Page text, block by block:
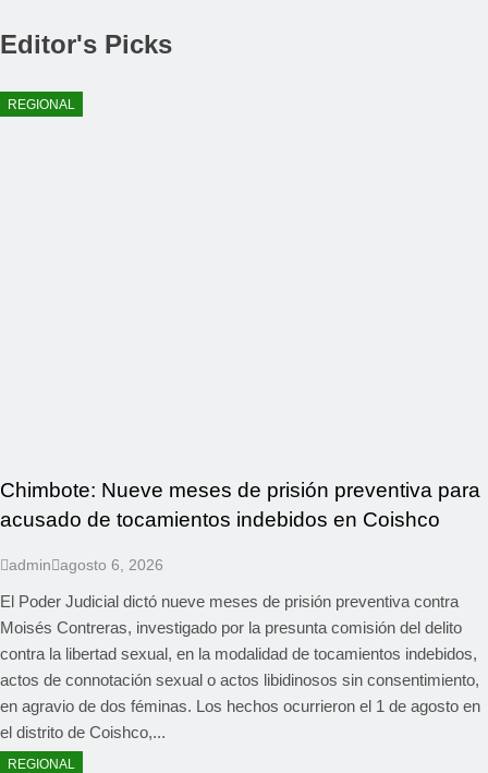
Editor's Picks
REGIONAL
Chimbote: Nueve meses de prisión preventiva para
acusado de tocamientos indebidos en Coishco
admin agosto 6, 2026
El Poder Judicial dictó nueve meses de prisión preventiva contra
Moisés Contreras, investigado por la presunta comisión del delito
contra la libertad sexual, en la modalidad de tocamientos indebidos,
actos de connotación sexual o actos libidinosos sin consentimiento,
en agravio de dos féminas. Los hechos ocurrieron el 1 de agosto en
el distrito de Coishco,...
REGIONAL